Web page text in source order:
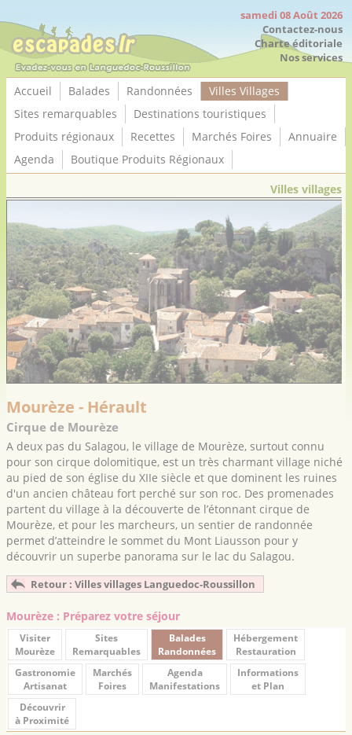
samedi 08 Août 2026
Contactez-nous
Charte éditoriale
Nos services
Accueil Balades Randonnées
Villes Villages
Sites remarquables
Destinations touristiques
Produits régionaux
Recettes Marchés Foires
Annuaire
Agenda
Boutique Produits Régionaux
Villes villages
Mourèze - Hérault
Cirque de Mourèze
A deux pas du Salagou, le village de Mourèze, surtout connu
pour son cirque dolomitique, est un très charmant village niché
au pied de son église du XIIe siècle et que dominent les ruines
d'un ancien château fort perché sur son roc. Des promenades
partent du village à la découverte de l’étonnant cirque de
Mourèze, et pour les marcheurs, un sentier de randonnée
permet d’atteindre le sommet du Mont Liausson pour y
découvrir un superbe panorama sur le lac du Salagou.
Retour : Villes villages Languedoc-Roussillon
Mourèze : Préparez votre séjour
Visiter
Mourèze
Sites
Remarquables
Balades
Randonnées
Hébergement
Restauration
Gastronomie
Artisanat
Marchés
Foires
Agenda
Manifestations
Informations
et Plan
Découvrir
à Proximité